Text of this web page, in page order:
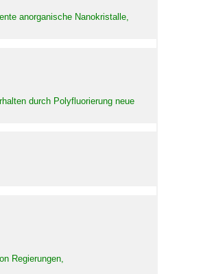
anorganische Nanokristalle,
durch Polyfluorierung neue
Regierungen,